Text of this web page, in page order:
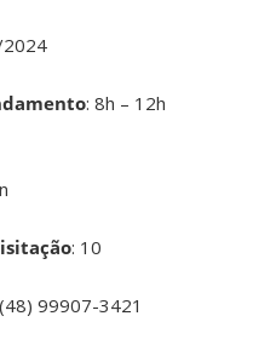
: 8h – 12h
: 10
99907-3421